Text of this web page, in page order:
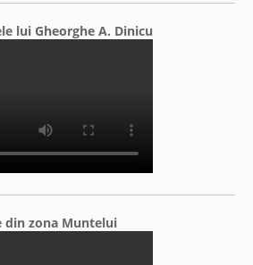
lui Gheorghe A. Dinicu
din zona Muntelui